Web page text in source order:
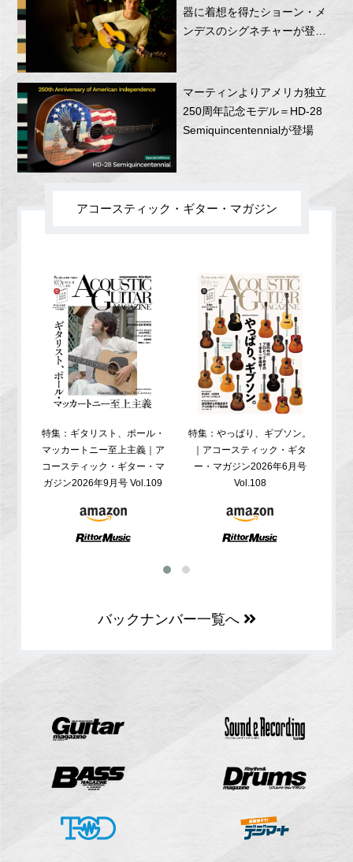
器に着想を得たショーン・メ
ンデスのシグネチャーが登
マーティンよりアメリカ独立
250周年記念モデル＝HD-28
Semiquincentennialが登場
アコースティック・ギター・マガジン
特集：ギタリスト、ポール・
マッカートニー至上主義｜ア
コースティック・ギター・マ
ガジン2026年9月号 Vol.109
特集：やっぱり、ギブソン。
｜アコースティック・ギタ
ー・マガジン2026年6月号
Vol.108
バックナンバー一覧へ